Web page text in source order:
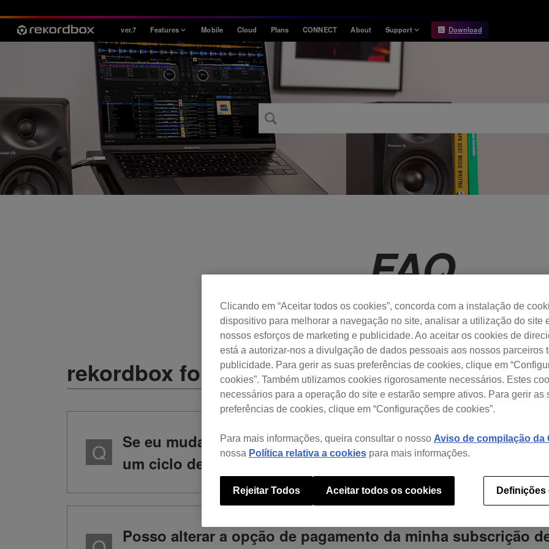
ver.7 Features
Style
House / Techno
Open Format
Mobile & Home
Professional
Mobile Cloud Plans CONNECT About Support
Information
Release Notes
Requirements
Download
FAQ
Com que precisa de ajuda?
rekordbox for Mac / Windows (ver. 7)
Se eu mudar a minha subscrição para a opção de
um ciclo de pagamento anual, reembolsam a diferença do
Posso alterar a opção de pagamento da minha subscrição
Clicando em “Aceitar todos os cookies”, concorda com a instalação de
dispositivo para melhorar a navegação no site, analisar a utilização do site
nossos esforços de marketing e publicidade. Ao aceitar os cookies de
está a autorizar-nos a divulgação de dados pessoais aos nossos parceiros
publicidade. Para gerir as suas preferências de cookies, clique em
cookies”. Também utilizamos cookies rigorosamente necessários. Estes
necessários para a operação do site e estarão sempre ativos. Para gerir as
preferências de cookies, clique em “Configurações de cookies”.
Para mais informações, queira consultar o nosso Aviso de compilação da
nossa Política relativa a cookies para mais informações.
Rejeitar Todos Aceitar todos os cookies